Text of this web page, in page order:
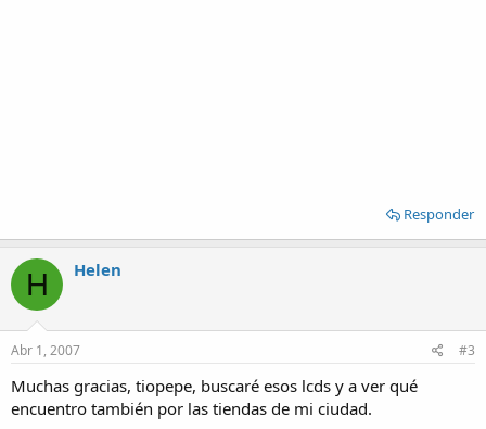
Responder
H Helen
Abr 1, 2007 #3
Muchas gracias, tiopepe, buscaré esos lcds y a ver qué
encuentro también por las tiendas de mi ciudad.